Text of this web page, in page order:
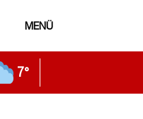
MENÜ
7°